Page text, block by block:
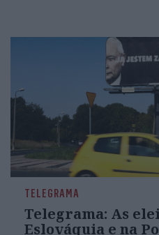
TELEGRAMA
Telegrama: As
Eslováquia e na